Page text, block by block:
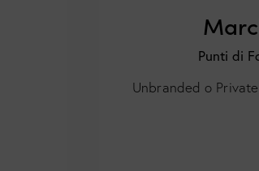
Punti di
Unbranded o